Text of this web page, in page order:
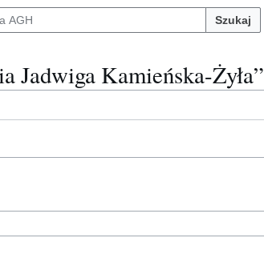
Szukaj
Jadwiga Kamieńska-Żyła”